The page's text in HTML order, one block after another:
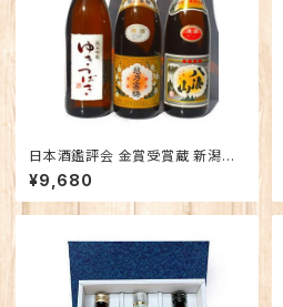
日本酒鑑評会 金賞受賞蔵 新潟の
地酒飲み比べセット1800ｍｌ×3本
（越乃寒梅 八海山 ゆきつばき）
¥9,680